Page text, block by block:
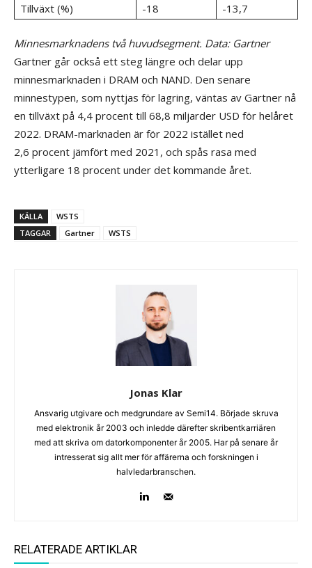
Tillväxt (%) -18 -13,7
Minnesmarknadens två huvudsegment. Data: Gartner
Gartner går också ett steg längre och delar upp
minnesmarknaden i DRAM och NAND. Den senare
minnestypen, som nyttjas för lagring, väntas av Gartner nå
en tillväxt på 4,4 procent till 68,8 miljarder USD för helåret
2022. DRAM-marknaden är för 2022 istället ned
2,6 procent jämfört med 2021, och spås rasa med
ytterligare 18 procent under det kommande året.
KÄLLA
WSTS
TAGGAR
Gartner WSTS
Jonas Klar
Ansvarig utgivare och medgrundare av Semi14. Började skruva
med elektronik år 2003 och inledde därefter skribentkarriären
med att skriva om datorkomponenter år 2005. Har på senare år
intresserat sig allt mer för affärerna och forskningen i
halvledarbranschen.
RELATERADE ARTIKLAR